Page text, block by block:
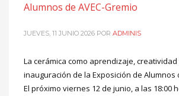
Alumnos de AVEC-Gremio
JUEVES, 11 JUNIO 2026 POR ADMINIS
La cerámica como aprendizaje,
inauguración de la Exposición de Alumnos
El próximo viernes 12 de junio, a las 18:00